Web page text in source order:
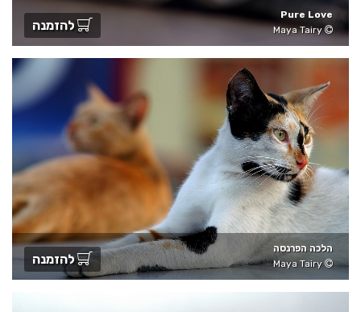
Pure Love
Maya Tairy
להזמנה
הלכה הפרנסה
Maya Tairy
להזמנה